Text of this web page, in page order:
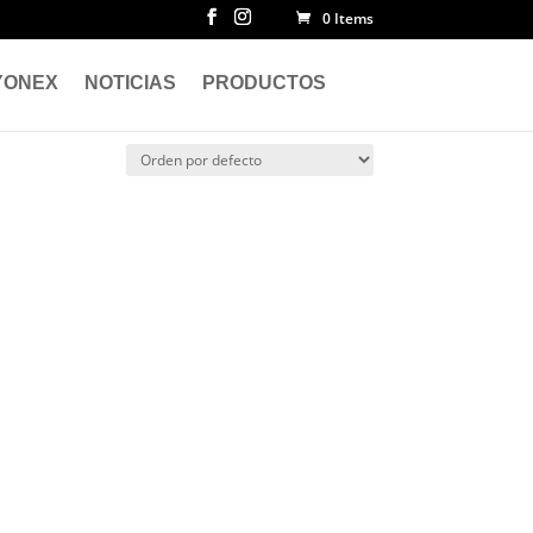
0 Items
NOTICIAS PRODUCTOS